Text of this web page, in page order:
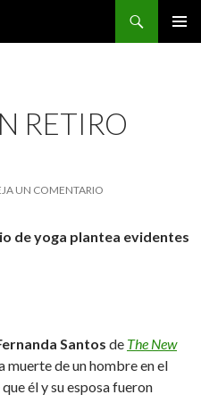
RETIRO
UN COMENTARIO
de yoga plantea evidentes
Santos de The New
muerte de un hombre en el
él y su esposa fueron